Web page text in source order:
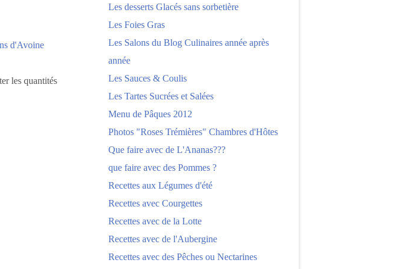
les quantités
Les desserts Glacés sans sorbetière
Les Foies Gras
Les Salons du Blog Culinaires année après
année
Les Sauces & Coulis
Les Tartes Sucrées et Salées
Menu de Pâques 2012
Photos "Roses Trémières" Chambres d'Hôtes
Que faire avec de L'Ananas???
que faire avec des Pommes ?
Recettes aux Légumes d'été
Recettes avec Courgettes
Recettes avec de la Lotte
Recettes avec de l'Aubergine
Recettes avec des Pêches ou Nectarines